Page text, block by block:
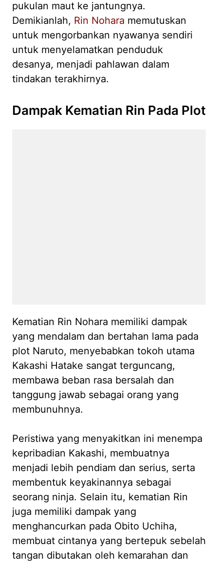
pukulan maut ke jantungnya.
Demikianlah, Rin Nohara memutuskan
untuk mengorbankan nyawanya sendiri
untuk menyelamatkan penduduk
desanya, menjadi pahlawan dalam
tindakan terakhirnya.
Dampak Kematian Rin Pada Plot
Kematian Rin Nohara memiliki dampak
yang mendalam dan bertahan lama pada
plot Naruto, menyebabkan tokoh utama
Kakashi Hatake sangat terguncang,
membawa beban rasa bersalah dan
tanggung jawab sebagai orang yang
membunuhnya.
Peristiwa yang menyakitkan ini menempa
kepribadian Kakashi, membuatnya
menjadi lebih pendiam dan serius, serta
membentuk keyakinannya sebagai
seorang ninja. Selain itu, kematian Rin
juga memiliki dampak yang
menghancurkan pada Obito Uchiha,
membuat cintanya yang bertepuk sebelah
tangan dibutakan oleh kemarahan dan